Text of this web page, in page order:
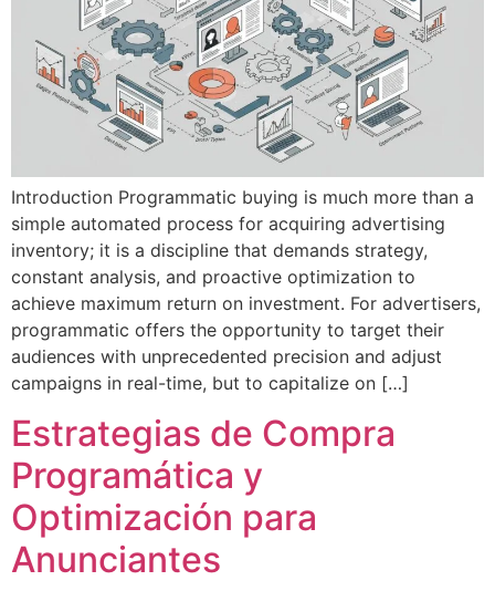
Introduction Programmatic buying is much more than a
simple automated process for acquiring advertising
inventory; it is a discipline that demands strategy,
constant analysis, and proactive optimization to
achieve maximum return on investment. For advertisers,
programmatic offers the opportunity to target their
audiences with unprecedented precision and adjust
campaigns in real-time, but to capitalize on […]
Estrategias de Compra
Programática y
Optimización para
Anunciantes